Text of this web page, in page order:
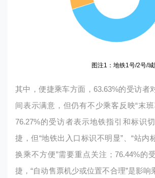
图注1：地铁1号/2号/城际线
其中，便捷乘车方面，63.63%的受访者
间表示满意，但仍有不少乘客反映“末班
76.27%的受访者表示地铁指引和标识
捷，但“地铁出入口标识不明显”、“站内
换乘不方便”需要重点关注；76.44%的
捷，“自动售票机少或位置不合理”是影响